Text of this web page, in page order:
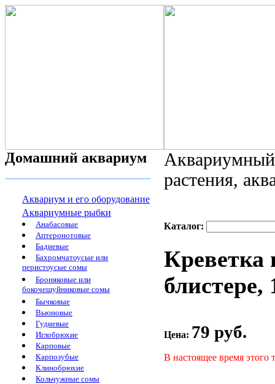
Домашний аквариум
Аквариум и его оборудование
Аквариумные рыбки
Анабасовые
Аптеронотовые
Бадиевые
Бахромчатоусые или
перистоусые сомы
Броняковые или
бокочешуйниковые сомы
Бычковые
Вьюновые
Гудиевые
Иглобрюхие
Карповые
Карпозубые
Клинобрюхие
Кольчужные сомы
растения,
Каталог:
Креветка
блистере,
Цена: 79 руб.
В настоящее время этого